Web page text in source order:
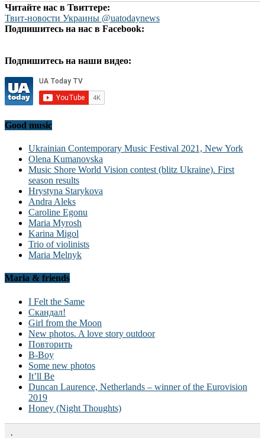
Читайте нас в Твиттере:
Твит-новости Украины @uatodaynews
Подпишитесь на нас в Facebook:
Подпишитесь на наши видео:
Good music
Ukrainian Contemporary Music Festival 2021, New York
Olena Kumanovska
Music Shore World Vision contest (blitz Ukraine). First
season results
Hrystyna Starykova
Andra Aleks
Caroline Egonu
Maria Myrosh
Karina Migol
Trio of violinists
Maria Melnyk
Maria & friends
I Felt the Same
Скандал!
Girl from the Moon
New photos. A love story outdoor
Повторить
B-Boy
Some new photos
It’ll Be
Duncan Laurence, Netherlands – winner of the Eurovision
2019
Honey (Night Thoughts)
.